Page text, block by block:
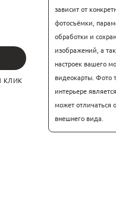
зависит от
фотосъёмки,
обработки и
изображений, а
настроек вашего
видеокарты. Фото
интерьере
может отличаться
внешнего вида.
КЛИК